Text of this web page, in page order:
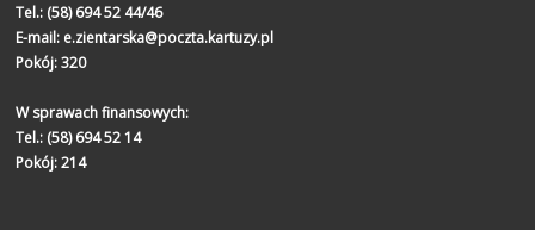
Tel.: (58) 694 52 44/46
E-mail: e.zientarska@poczta.kartuzy.pl
Pokój: 320
W sprawach finansowych:
Tel.: (58) 694 52 14
Pokój: 214